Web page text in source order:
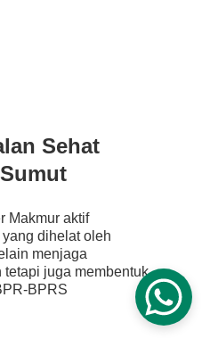
Sehat
Makmur aktif
dihelat oleh
menjaga
tetapi juga membentuk
BPRS